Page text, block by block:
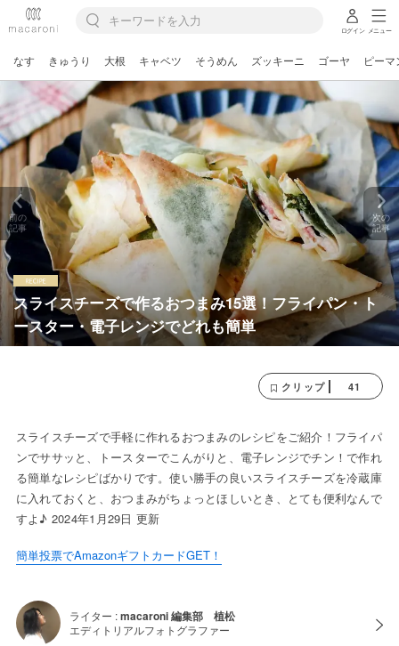
ログイン メニュー
なす きゅうり 大根 キャベツ そうめん ズッキーニ ゴーヤ ピーマ
スライスチーズで作るおつまみ15選！フライパン・ト
ースター・電子レンジでどれも簡単
前の
記事
次の
記事
クリップ 41
スライスチーズで手軽に作れるおつまみのレシピをご紹介！フライパ
ンでササッと、トースターでこんがりと、電子レンジでチン！で作れ
る簡単なレシピばかりです。使い勝手の良いスライスチーズを冷蔵庫
に入れておくと、おつまみがちょっとほしいとき、とても便利なんで
すよ♪ 2024年1月29日 更新
簡単投票でAmazonギフトカードGET！
ライター :macaroni 編集部 植松
エディトリアルフォトグラファー